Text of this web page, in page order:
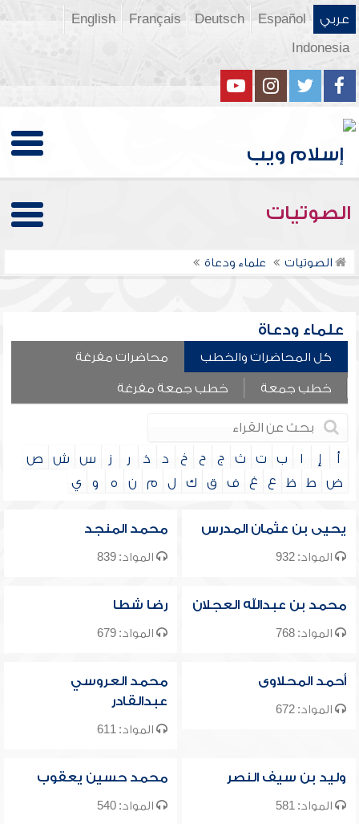
عربي Español
Deutsch
Français
English
Indonesia
الصوتيات
الصوتيات علماء ودعاة
علماء ودعاة
كل المحاضرات والخطب محاضرات مفرغة
خطب جمعة خطب جمعة مفرغة
أ إ ا ب ت ث ج ح خ د ذ ر ز س ش
ص
ض
ط ظ ع غ ف ق ك ل م ن ه و ي
يحيى بن عثمان المدرس
المواد: 932
محمد المنجد
المواد: 839
محمد بن عبدالله العجلان
المواد: 768
رضا شطا
المواد: 679
أحمد المحلاوى
المواد: 672
محمد العروسي
عبدالقادر
المواد: 611
وليد بن سيف النصر
المواد: 581
محمد حسين يعقوب
المواد: 540